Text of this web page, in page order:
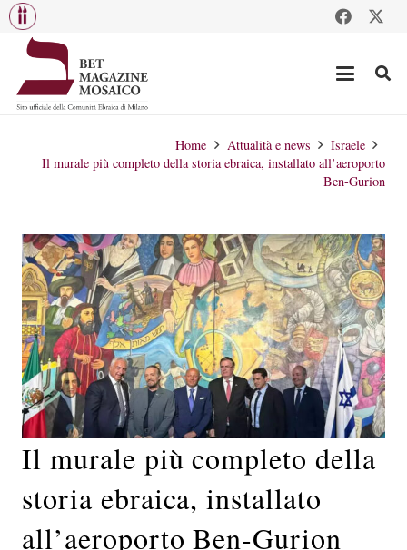
Home Attualità e news
Israele
Il murale più completo della storia ebraica, installato all’aeroporto
Ben-Gurion
Il murale più completo della
storia ebraica, installato
all’aeroporto Ben-Gurion